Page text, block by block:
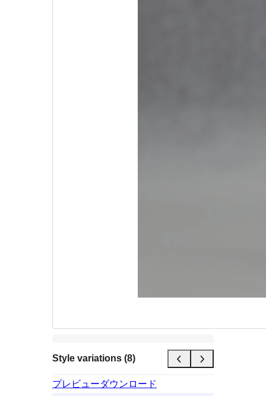
Style variations (8)
プレビューダウンロード